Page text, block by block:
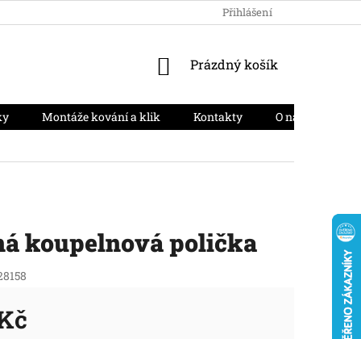
PODMÍNKY OCHRANY OSOBNÍCH
Přihlášení
NÁKUPNÍ
Prázdný košík
Montáže kování a klik Kontakty O nás
koupelnová polička